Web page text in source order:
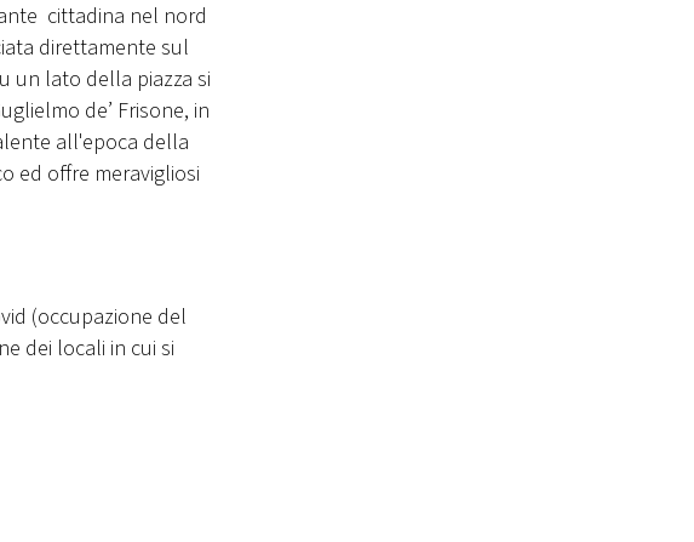
cittadina nel nord
direttamente sul
un lato della piazza si
de’ Frisone, in
all'epoca della
ed offre meravigliosi
(occupazione del
dei locali in cui si